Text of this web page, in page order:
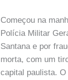
Começou na
Polícia Militar
Santana e por
morta, com um
capital paulista.